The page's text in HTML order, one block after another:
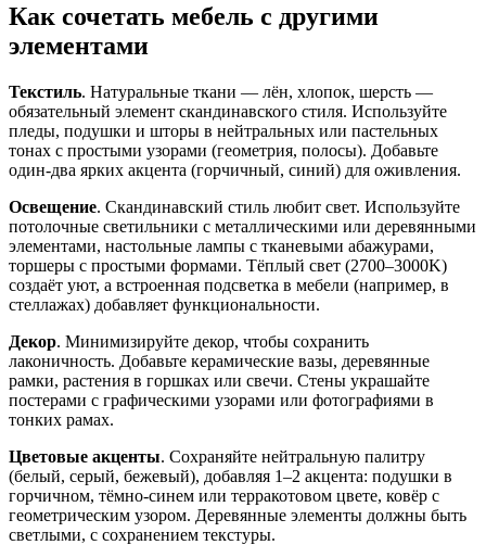
Как сочетать мебель с другими
элементами
Текстиль. Натуральные ткани — лён, хлопок, шерсть —
обязательный элемент скандинавского стиля. Используйте
пледы, подушки и шторы в нейтральных или пастельных
тонах с простыми узорами (геометрия, полосы). Добавьте
один-два ярких акцента (горчичный, синий) для оживления.
Освещение. Скандинавский стиль любит свет. Используйте
потолочные светильники с металлическими или деревянными
элементами, настольные лампы с тканевыми абажурами,
торшеры с простыми формами. Тёплый свет (2700–3000K)
создаёт уют, а встроенная подсветка в мебели (например, в
стеллажах) добавляет функциональности.
Декор. Минимизируйте декор, чтобы сохранить
лаконичность. Добавьте керамические вазы, деревянные
рамки, растения в горшках или свечи. Стены украшайте
постерами с графическими узорами или фотографиями в
тонких рамах.
Цветовые акценты. Сохраняйте нейтральную палитру
(белый, серый, бежевый), добавляя 1–2 акцента: подушки в
горчичном, тёмно-синем или терракотовом цвете, ковёр с
геометрическим узором. Деревянные элементы должны быть
светлыми, с сохранением текстуры.